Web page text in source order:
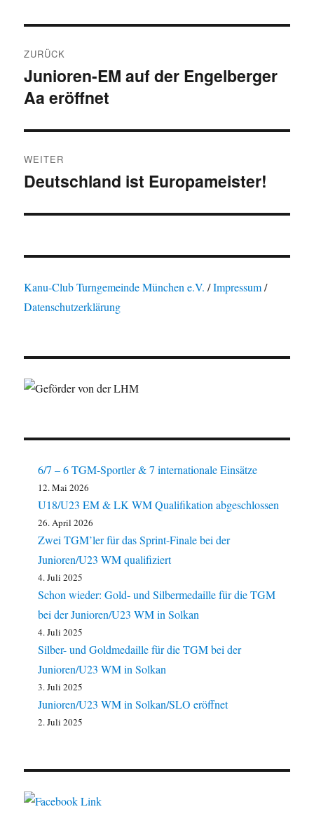
ZURÜCK
Vorheriger
Beitrag:
Junioren-EM auf der Engelberger
Aa eröffnet
WEITER
Nächster
Deutschland ist Europameister!
Kanu-Club Turngemeinde München e.V. /Impressum/
Datenschutzerklärung
6/7 – 6 TGM-Sportler & 7 internationale Einsätze
12. Mai 2026
U18/U23 EM & LK WM Qualifikation abgeschlossen
26. April 2026
Zwei TGM’ler für das Sprint-Finale bei der
Junioren/U23 WM qualifiziert
4. Juli 2025
Schon wieder: Gold- und Silbermedaille für die TGM
bei der Junioren/U23 WM in Solkan
4. Juli 2025
Silber- und Goldmedaille für die TGM bei der
Junioren/U23 WM in Solkan
3. Juli 2025
Junioren/U23 WM in Solkan/SLO eröffnet
2. Juli 2025